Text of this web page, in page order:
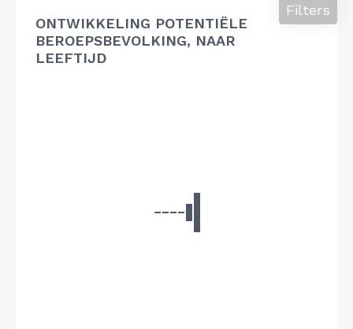
ONTWIKKELING POTENTIËLE
BEROEPSBEVOLKING, NAAR
LEEFTIJD
Filters